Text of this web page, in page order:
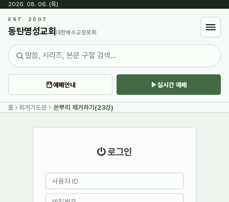
2026. 08. 06. (목) ·
EST. 2007
동탄명성교회 대한예수교장로회
예배안내 실시간 예배
홈 회개기도문 쓴뿌리 제거하기(23강)
로그인